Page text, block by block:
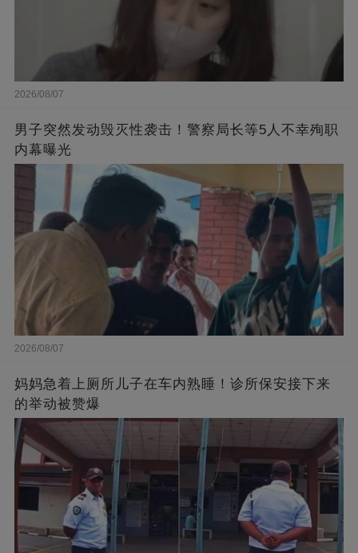
2026/08/07
男子突然发动毁灭性袭击！警察局长等5人不幸殉职
内幕曝光
2026/08/07
妈妈急着上厕所儿子在车内熟睡！诊所保安接下来
的举动被赞爆